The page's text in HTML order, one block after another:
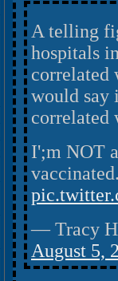
A telling
hospitals
correlated
would say
correlated
I';m NOT
— Tracy
August 5,